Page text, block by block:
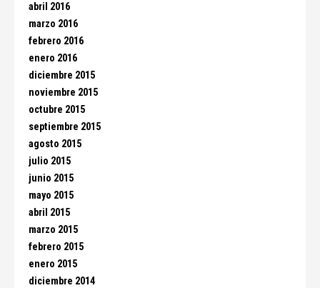
abril 2016
marzo 2016
febrero 2016
enero 2016
diciembre 2015
noviembre 2015
octubre 2015
septiembre 2015
agosto 2015
julio 2015
junio 2015
mayo 2015
abril 2015
marzo 2015
febrero 2015
enero 2015
diciembre 2014